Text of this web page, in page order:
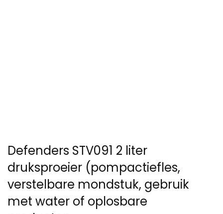
Defenders STV091 2 liter
druksproeier (pompactiefles,
verstelbare mondstuk, gebruik
met water of oplosbare